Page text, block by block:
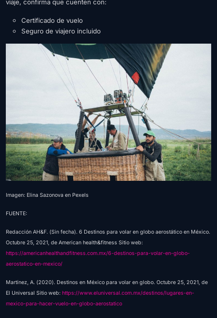
viaje, confirma que cuenten con:
Certificado de vuelo
Seguro de viajero incluido
Imagen: Elina Sazonova en Pexels
FUENTE:
Redacción AH&F. (Sin fecha). 6 Destinos para volar en globo aerostático en México.
Octubre 25, 2021, de American health&fitness Sitio web:
https://americanhealthandfitness.com.mx/6-destinos-para-volar-en-globo-
aerostatico-en-mexico/
Martínez, A. (2020). Destinos en México para volar en globo. Octubre 25, 2021, de
El Universal Sitio web: https://www.eluniversal.com.mx/destinos/lugares-en-
mexico-para-hacer-vuelo-en-globo-aerostatico